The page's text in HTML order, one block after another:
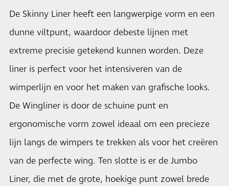
De Skinny Liner heeft een langwerpige vorm en een
dunne viltpunt, waardoor debeste lijnen met
extreme precisie getekend kunnen worden. Deze
liner is perfect voor het intensiveren van de
wimperlijn en voor het maken van grafische looks.
De Wingliner is door de schuine punt en
ergonomische vorm zowel ideaal om een precieze
lijn langs de wimpers te trekken als voor het creëren
van de perfecte wing. Ten slotte is er de Jumbo
Liner, die met de grote, hoekige punt zowel brede